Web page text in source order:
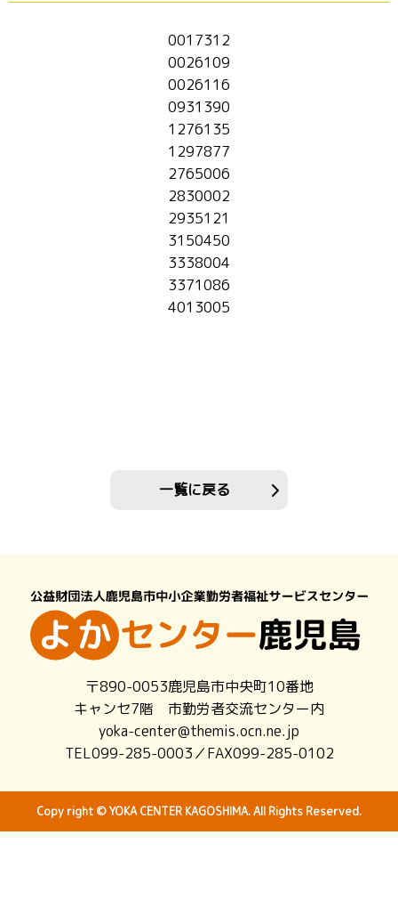
0017312
0026109
0026116
0931390
1276135
1297877
2765006
2830002
2935121
3150450
3338004
3371086
4013005
一覧に戻る
〒890-0053鹿児島市中央町10番地
キャンセ7階 市勤労者交流センター内
yoka-center@themis.ocn.ne.jp
TEL099-285-0003／FAX099-285-0102
Copy right © YOKA CENTER KAGOSHIMA. All Rights Reserved.